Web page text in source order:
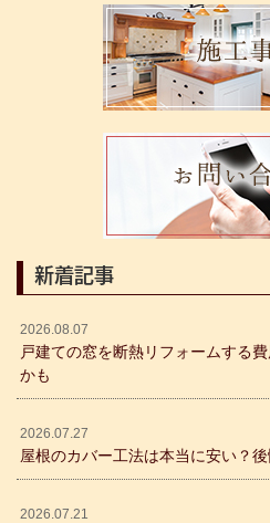
新着記事
2026.08.07
戸建ての窓を断熱リフォームする
かも
2026.07.27
屋根のカバー工法は本当に安い？
2026.07.21